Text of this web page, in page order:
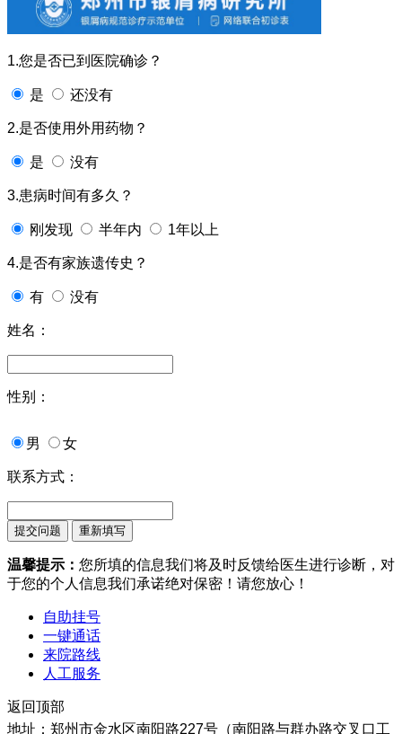
1.您是否已到医院确诊？
是 还没有
2.是否使用外用药物？
是 没有
3.患病时间有多久？
刚发现 半年内 1年以上
4.是否有家族遗传史？
有 没有
姓名：
性别：
男 女
联系方式：
温馨提示： 您所填的信息我们将及时反馈给医生进行诊断，对
于您的个人信息我们承诺绝对保密！请您放心！
自助挂号
一键通话
来院路线
人工服务
返回顶部
地址：郑州市金水区南阳路227号（南阳路与群办路交叉口工